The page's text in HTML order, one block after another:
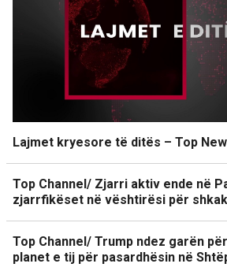
Lajmet kryesore të ditës – Top
Top Channel/ Zjarri aktiv ende në
zjarrfikëset në vështirësi për
Top Channel/ Trump ndez garën
planet e tij për pasardhësin në